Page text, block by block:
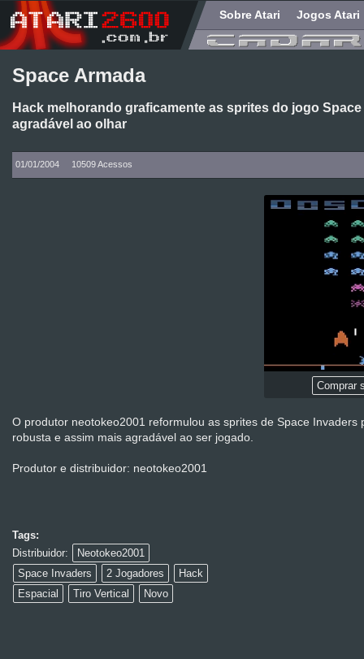
Sobre Atari Jogos Atari
Space Armada
Hack melhorando graficamente as sprites do jogo
agradável ao olhar
01/01/2004 10509 Acessos
Comprar
O produtor neotokeo2001 reformulou as sprites de Space Invaders
robusta e assim mais agradável ao ser jogado.
Produtor e distribuidor: neotokeo2001
Tags:
Distribuidor:
Neotokeo2001
Space Invaders
2 Jogadores
Hack
Espacial
Tiro Vertical Novo